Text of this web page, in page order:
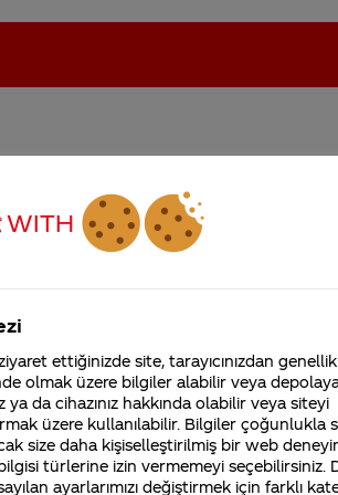
Coca-Cola’yı kim buldu?
ambalaja
Coca-Cola Şirketi
merak ettikleriniz.
Fabrikalarımız,
sertifikalarımız, faaliyet
gösterdiğimiz ülkeler,
tarihçemiz ve daha
ettiğinizde site, tarayıcınızdan
olmak üzere bilgiler alabilir veya
da cihazınız hakkında olabilir veya siteyi
üzere kullanılabilir. Bilgiler çoğunlukla
size daha kişiselleştirilmiş bir web
türlerine izin vermemeyi seçebilirsiniz.
ayarlarımızı değiştirmek için farklı